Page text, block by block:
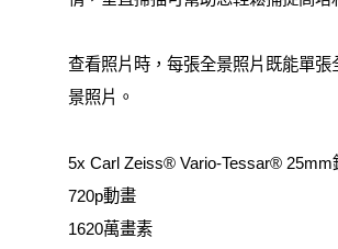
查看照片時，每張全景照片既能單
景照片。
5x Carl Zeiss® Vario-Tessar® 25mm
720p動畫
1620萬畫素